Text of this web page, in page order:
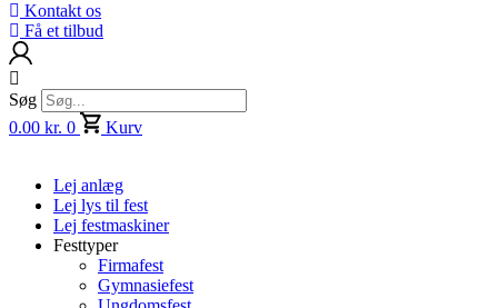
Kontakt os
Få et tilbud
Søg
0.00 kr. 0 Kurv
Lej anlæg
Lej lys til fest
Lej festmaskiner
Festtyper
Firmafest
Gymnasiefest